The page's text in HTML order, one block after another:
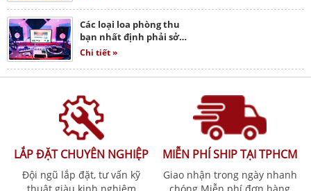
Các loại loa phòng thu
bạn nhất định phải sở…
Chi tiết »
LẮP ĐẶT CHUYÊN NGHIỆP
Đội ngũ lắp đặt, tư vấn kỹ
MIỄN PHÍ SHIP TẠI TPHCM
Giao nhận trong ngày nhanh